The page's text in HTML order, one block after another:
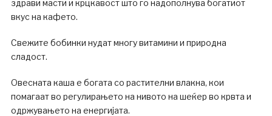
здрави масти и крцкавост што го надополнува богатиот
вкус на кафето.
Свежите бобинки нудат многу витамини и природна
сладост.
Овесната каша е богата со растителни влакна, кои
помагаат во регулирањето на нивото на шеќер во крвта и
одржувањето на енергијата.